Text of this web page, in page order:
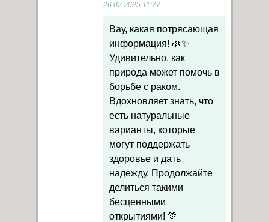
26.02.2025 11:27
Вау, какая потрясающая
информация! 🌿✨
Удивительно, как
природа может помочь в
борьбе с раком.
Вдохновляет знать, что
есть натуральные
варианты, которые
могут поддержать
здоровье и дать
надежду. Продолжайте
делиться такими
бесценными
открытиями! 💚